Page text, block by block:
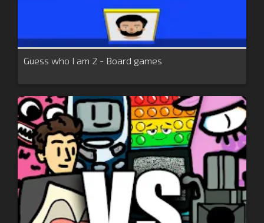
Guess who I am 2 - Board games